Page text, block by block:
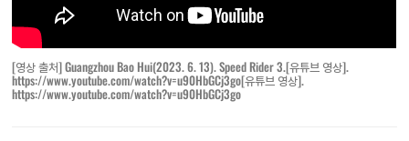
[영상 출처]Guangzhou Bao Hui(2023. 6. 13). Speed Rider 3.[유튜브 영상].
https://www.youtube.com/watch?v=u90HbGCj3go[유튜브 영상].
https://www.youtube.com/watch?v=u90HbGCj3go